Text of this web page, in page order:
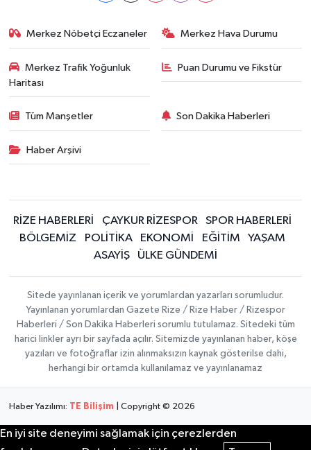
Merkez Nöbetçi Eczaneler Merkez Hava Durumu
Merkez Trafik Yoğunluk
Haritası
Puan Durumu ve Fikstür
Tüm Manşetler Son Dakika Haberleri
Haber Arşivi
RİZE HABERLERİ ÇAYKUR RİZESPOR
SPOR HABERLERİ
BÖLGEMİZ
POLİTİKA EKONOMİ EĞİTİM
YAŞAM
ASAYİŞ
ÜLKE GÜNDEMİ
Sitede yayınlanan içerik ve yorumlardan yazarları sorumludur.
Yayınlanan yorumlardan Gazete Rize / Rize Haber / Rizespor
Haberleri / Son Dakika Haberleri sorumlu tutulamaz. Sitedeki tüm
harici linkler ayrı bir sayfada açılır. Sitemizde yayınlanan haber, köşe
yazıları ve fotoğraflar izin alınmaksızın kaynak gösterilse dahi,
herhangi bir ortamda kullanılamaz ve yayınlanamaz
Haber Yazılımı: TE Bilişim | Copyright © 2026
En iyi site deneyimi sağlamak için çerezlerden